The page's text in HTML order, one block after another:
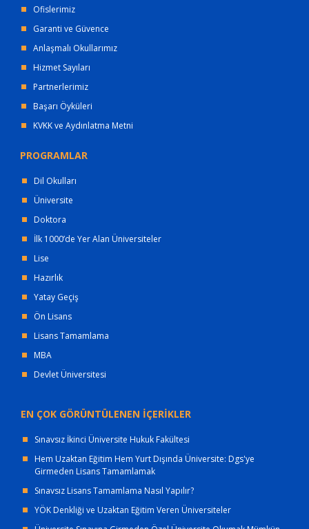
Ofislerimiz
Garanti ve Güvence
Anlaşmalı Okullarımız
Hizmet Sayıları
Partnerlerimiz
Başarı Öyküleri
KVKK ve Aydınlatma Metni
PROGRAMLAR
Dil Okulları
Üniversite
Doktora
İlk 1000’de Yer Alan Üniversiteler
Lise
Hazırlık
Yatay Geçiş
Ön Lisans
Lisans Tamamlama
MBA
Devlet Üniversitesi
EN ÇOK GÖRÜNTÜLENEN İÇERİKLER
Sınavsız İkinci Üniversite Hukuk Fakültesi
Hem Uzaktan Eğitim Hem Yurt Dışında Üniversite: Dgs'ye
Girmeden Lisans Tamamlamak
Sınavsız Lisans Tamamlama Nasıl Yapılır?
YÖK Denkliği ve Uzaktan Eğitim Veren Üniversiteler